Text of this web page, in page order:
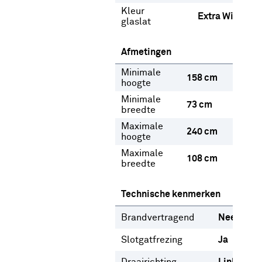
Kleur
glaslat
Extra Wit
Afmetingen
Minimale
hoogte
158 cm
Minimale
breedte
73 cm
Maximale
hoogte
240 cm
Maximale
breedte
108 cm
Technische kenmerken
Brandvertragend Nee
Slotgatfrezing Ja